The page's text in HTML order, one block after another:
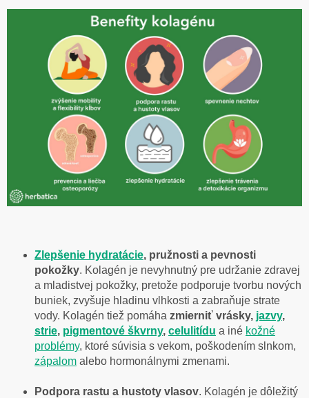
Zlepšenie hydratácie, pružnosti a pevnosti
pokožky. Kolagén je nevyhnutný pre udržanie zdravej
a mladistvej pokožky, pretože podporuje tvorbu nových
buniek, zvyšuje hladinu vlhkosti a zabraňuje strate
vody. Kolagén tiež pomáha zmierniť vrásky, jazvy,
strie, pigmentové škvrny, celulitídu a iné kožné
problémy, ktoré súvisia s vekom, poškodením slnkom,
zápalom alebo hormonálnymi zmenami.
Podpora rastu a hustoty vlasov. Kolagén je dôležitý